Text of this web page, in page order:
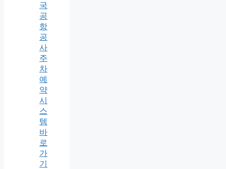
국
공
항
공
사
주
차
예
약
시
스
템
바
로
가
기